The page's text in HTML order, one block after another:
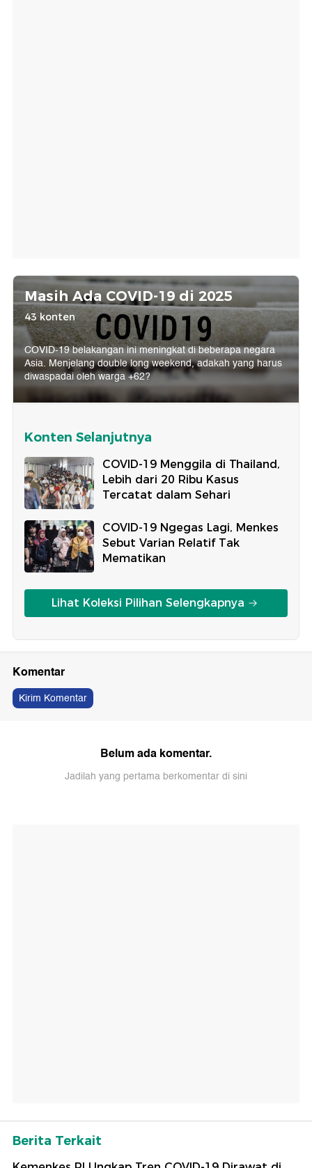
Masih Ada COVID-19 di 2025
43 konten
COVID-19 belakangan ini meningkat di beberapa negara
Asia. Menjelang double long weekend, adakah yang harus
diwaspadai oleh warga +62?
Konten Selanjutnya
COVID-19 Menggila di Thailand,
Lebih dari 20 Ribu Kasus
Tercatat dalam Sehari
COVID-19 Ngegas Lagi, Menkes
Sebut Varian Relatif Tak
Mematikan
Lihat Koleksi Pilihan Selengkapnya
Komentar
Kirim Komentar
Belum ada komentar.
Jadilah yang pertama berkomentar di sini
Berita Terkait